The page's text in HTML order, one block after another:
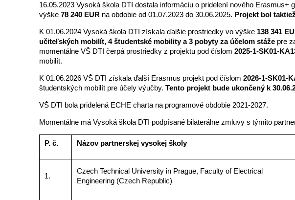
16.05.2023 Vysoká škola DTI dostala informáciu o pridelení nového Erasmus+
výške 78 240 EUR na obdobie od 01.07.2023 do 30.06.2025. Projekt bol
K 01.06.2024 Vysoká škola DTI získala ďalšie prostriedky vo výške 138 341
učiteľských mobilít, 4 študentské mobility a 3 pobyty za účelom stáže pre
momentálne VŠ DTI čerpá prostriedky z projektu pod číslom 2025-1-SK01-
mobilít.
K 01.06.2026 VŠ DTI získala ďalší Erasmus projekt pod číslom 2026-1-SK01-
študentských mobilít pre účely výučby. Tento projekt bude ukončený k
VŠ DTI bola pridelená ECHE charta na programové obdobie 2021-2027.
Momentálne má Vysoká škola DTI podpísané bilaterálne zmluvy s týmito
P. č. Názov partnerskej vysokej školy
1.
Czech Technical University in Prague, Faculty of Electrical
Engineering (Czech Republic)